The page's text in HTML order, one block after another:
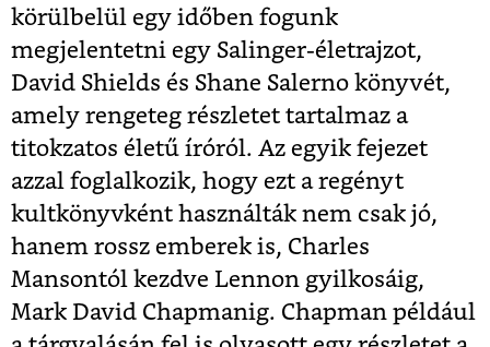
körülbelül egy időben fogunk
megjelentetni egy Salinger-életrajzot,
David Shields és Shane Salerno könyvét,
amely rengeteg részletet tartalmaz a
titokzatos életű íróról. Az egyik fejezet
azzal foglalkozik, hogy ezt a regényt
kultkönyvként használták nem csak jó,
hanem rossz emberek is, Charles
Mansontól kezdve Lennon gyilkosáig,
Mark David Chapmanig. Chapman például